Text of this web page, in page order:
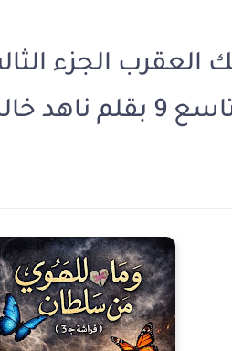
العقرب الجزء
خالد